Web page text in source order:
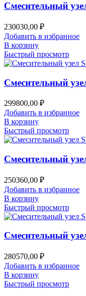
Смесительный
230030,00 ₽
Добавить в избранное
В корзину
Быстрый просмотр
Смесительный
299800,00 ₽
Добавить в избранное
В корзину
Быстрый просмотр
Смесительный
250360,00 ₽
Добавить в избранное
В корзину
Быстрый просмотр
Смесительный
280570,00 ₽
Добавить в избранное
В корзину
Быстрый просмотр